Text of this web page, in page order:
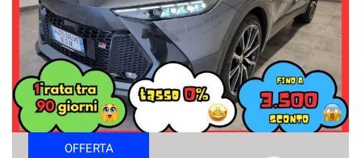
NEWS
OFFERTA
tracciamento
che
adottiamo
per
offrire
le
funzionalità
e
svolgere